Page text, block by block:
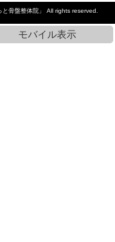
骨盤整体院」 All rights reserved.
モバイル表示